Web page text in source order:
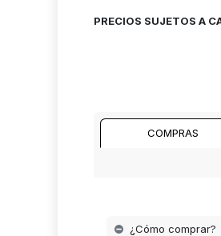
PRECIOS SUJETOS A
COMPRAS
¿Cómo comprar?